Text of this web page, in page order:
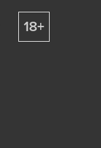
18+